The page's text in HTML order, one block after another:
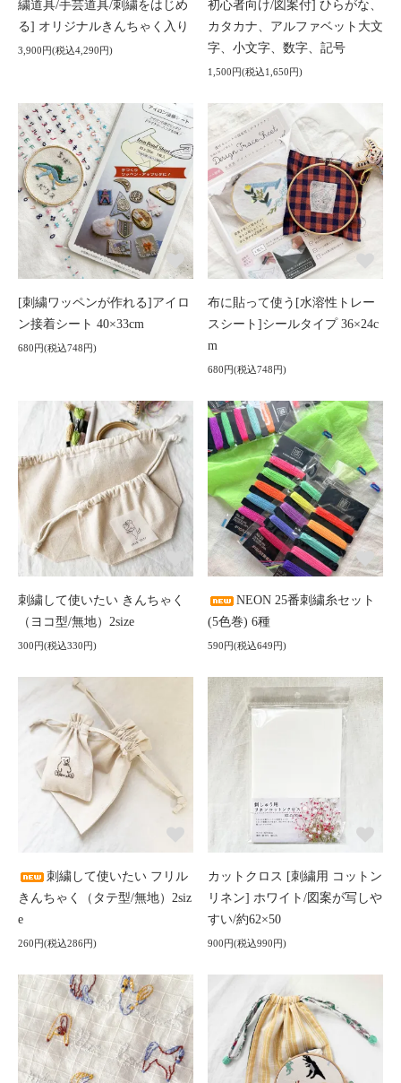
繍道具/手芸道具/刺繍をはじめ
る] オリジナルきんちゃく入り
3,900円(税込4,290円)
初心者向け/図案付] ひらがな、
カタカナ、アルファベット大文
字、小文字、数字、記号
1,500円(税込1,650円)
[刺繍ワッペンが作れる]アイロ
ン接着シート 40×33cm
680円(税込748円)
布に貼って使う[水溶性トレー
スシート]シールタイプ 36×24c
m
680円(税込748円)
刺繍して使いたい きんちゃく
（ヨコ型/無地）2size
300円(税込330円)
NEON 25番刺繍糸セット
(5色巻) 6種
590円(税込649円)
刺繍して使いたい フリル
きんちゃく（タテ型/無地）2siz
e
260円(税込286円)
カットクロス [刺繍用 コットン
リネン] ホワイト/図案が写しや
すい/約62×50
900円(税込990円)